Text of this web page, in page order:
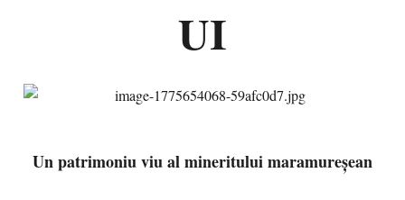
UI
Un patrimoniu viu al mineritului maramureșean